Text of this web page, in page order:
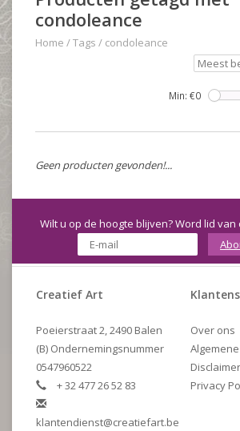
condoleance
Home /Tags / condoleance
Min: €0
Geen producten gevonden!...
Wilt u op de hoogte blijven? Word lid van
Creatief Art
Poeierstraat 2, 2490 Balen
(B) Ondernemingsnummer
0547960522
+ 32 477 26 52 83
klantendienst@creatiefart.be
Over ons
Disclaimer
Privacy